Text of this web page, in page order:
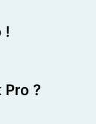
!
?